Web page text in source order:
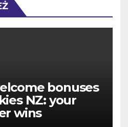
bonuses
NZ: your
wins